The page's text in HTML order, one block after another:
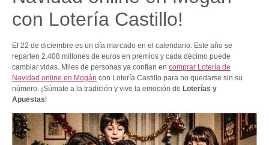
con Lotería Castillo!
El 22 de diciembre es un día marcado en el calendario. Este año se
reparten 2.408 millones de euros en premios y cada décimo puede
cambiar vidas. Miles de personas ya confían en comprar Lotería de
Navidad online en Mogán con Lotería Castillo para no quedarse sin su
número. ¡Súmate a la tradición y vive la emoción de Loterías y
Apuestas!